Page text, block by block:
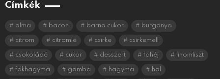
Címkék
alma bacon barna cukor burgonya
citrom citromlé csirke csirkemell
csokoládé cukor desszert fahéj finomliszt
fokhagyma gomba hagyma hal